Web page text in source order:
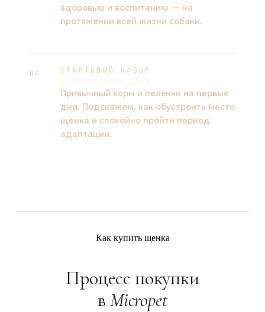
здоровью и воспитанию — на
протяжении всей жизни собаки.
04 СТАРТОВЫЙ НАБОР
Привычный корм и пелёнки на первые
дни. Подскажем, как обустроить место
щенка и спокойно пройти период
адаптации.
Как купить щенка
Процесс покупки
в Micropet